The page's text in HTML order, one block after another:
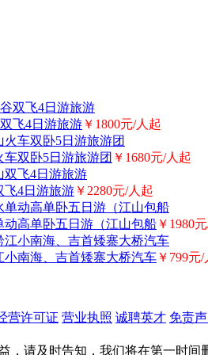
飞4日游旅游 ￥1800元/人起
双卧5日游旅游团 ￥1680元/人起
飞4日游旅游 ￥2280元/人起
高单卧五日游（江山包船 ￥1980
南海、吉首矮寨大桥汽车 ￥799元/
营许可证 营业执照 诚聘英才 免责
，请及时告知，我们将在第一时间